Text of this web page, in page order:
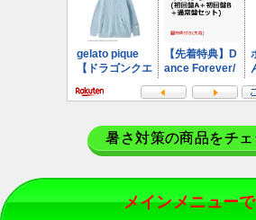
暑さ対策の商品をチェ
メインメニュー